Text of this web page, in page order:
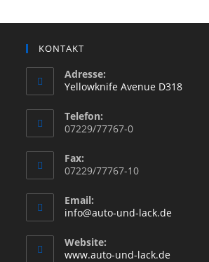
KONTAKT
Adresse:
Yellowknife Avenue D318
Telefon:
07229/77767-0
Fax:
07229/77767-10
Email:
info@auto-und-lack.de
Website:
www.auto-und-lack.de